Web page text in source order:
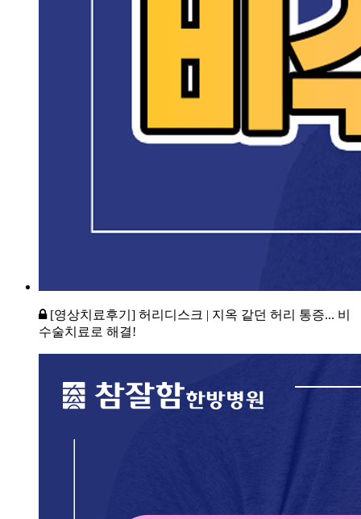
[영상치료후기] 허리디스크 | 지옥 같던 허리 통증... 비
수술치료로 해결!